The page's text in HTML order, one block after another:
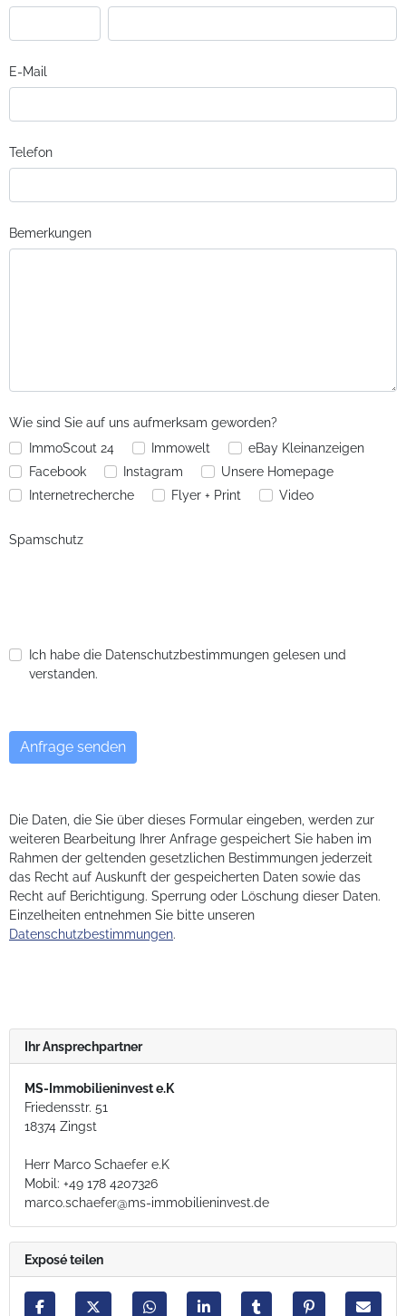
E-Mail
Telefon
Bemerkungen
Wie sind Sie auf uns aufmerksam geworden?
ImmoScout 24
Immowelt
eBay Kleinanzeigen
Facebook
Instagram
Unsere Homepage
Internetrecherche
Flyer + Print Video
Spamschutz
Ich habe die Datenschutzbestimmungen gelesen und
verstanden.
Die Daten, die Sie über dieses Formular eingeben, werden zur
weiteren Bearbeitung Ihrer Anfrage gespeichert Sie haben im
Rahmen der geltenden gesetzlichen Bestimmungen jederzeit
das Recht auf Auskunft der gespeicherten Daten sowie das
Recht auf Berichtigung. Sperrung oder Löschung dieser Daten.
Einzelheiten entnehmen Sie bitte unseren
Datenschutzbestimmungen.
Ihr Ansprechpartner
MS-Immobilieninvest e.K
Friedensstr. 51
18374 Zingst
Herr Marco Schaefer e.K
Mobil: +49 178 4207326
marco.schaefer@ms-immobilieninvest.de
Exposé teilen